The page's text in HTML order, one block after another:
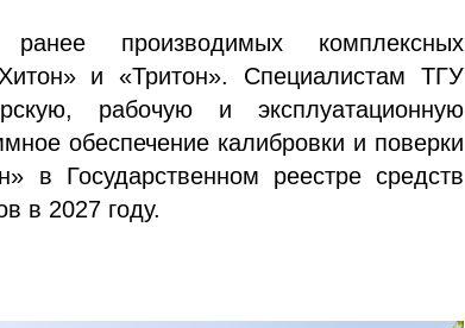
производимых комплексных
и «Тритон». Специалистам ТГУ
рабочую и эксплуатационную
обеспечение калибровки и поверки
в Государственном реестре средств
в 2027 году.